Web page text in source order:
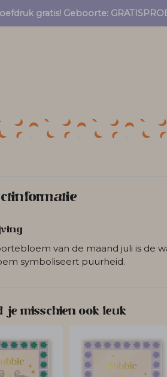
gratis! Geboorte:
van de maand juli is de
symboliseert puurheid.
je misschien ook leuk